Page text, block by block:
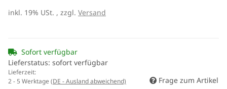
inkl. 19% USt. , zzgl. Versand
Sofort verfügbar
Lieferstatus: sofort verfügbar
Lieferzeit:
2 - 5 Werktage (DE - Ausland abweichend) Frage zum Artikel